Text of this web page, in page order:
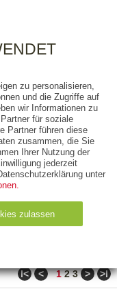
ǀ< < 1 2 3 > >ǀ
zu personalisieren,
und die Zugriffe auf
wir Informationen zu
für soziale
Partner führen diese
zusammen, die Sie
Ihrer Nutzung der
jederzeit
unter
zulassen
Ty